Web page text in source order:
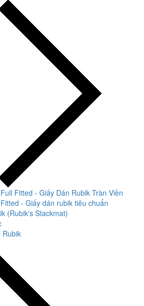
Fitted - Giấy Dán Rubik Tràn Viền
- Giấy dán rubik tiêu chuẩn
(Rubik's Stackmat)
Rubik